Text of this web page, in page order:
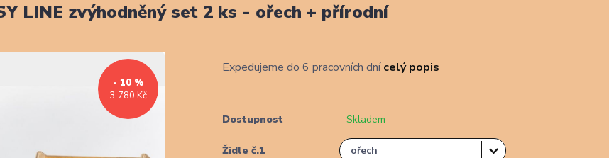
LINE zvýhodněný set 2 ks - ořech + přírodní
3 780 Kč
- 10 %
Expedujeme do 6 pracovních dnícelý popis
Dostupnost Skladem
Židle č.1